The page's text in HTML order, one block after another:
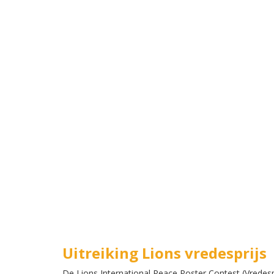
Uitreiking Lions vredesprijs